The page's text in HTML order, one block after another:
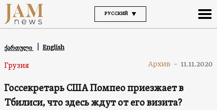
РУССКИЙ
ქართული English
Грузия Архив - 11.11.2020
Госсекретарь США Помпео приезжает в
Тбилиси, что здесь ждут от его визита?